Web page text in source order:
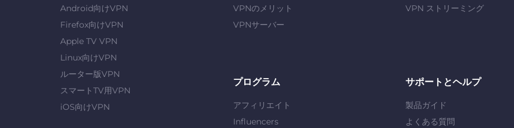
Android向けVPN
Firefox向けVPN
Apple TV VPN
Linux向けVPN
ルーター版VPN
スマートTV用VPN
iOS向けVPN
VPNのメリット
VPNサーバー
VPN ストリーミング
プログラム
アフィリエイト
Influencers
サポートとヘルプ
製品ガイド
よくある質問